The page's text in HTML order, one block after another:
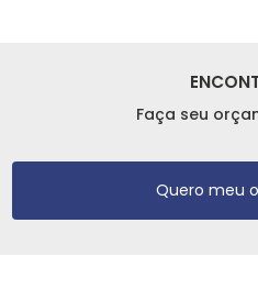
Faça seu
Quero meu